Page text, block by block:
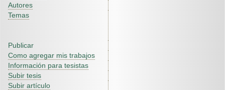
Autores
Temas
Publicar
Como agregar mis trabajos
Información para tesistas
Subir tesis
Subir artículo